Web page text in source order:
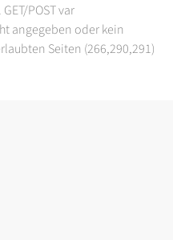
POST var
angegeben oder kein
Seiten (266,290,291)